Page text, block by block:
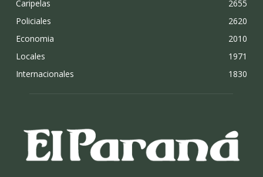
Caripelas
2655
Policiales
2620
Economia
2010
Locales
1971
Internacionales
1830